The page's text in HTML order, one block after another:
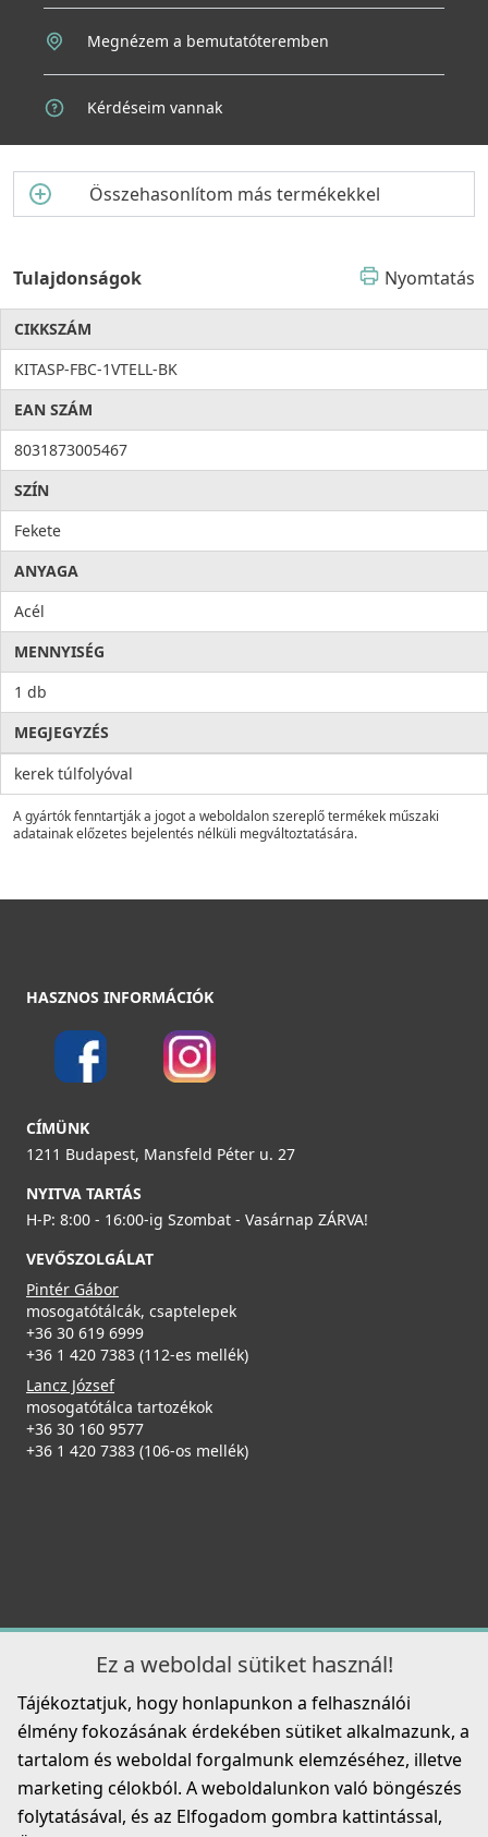
Megnézem a bemutatóteremben
Kérdéseim vannak
Összehasonlítom más termékekkel
Tulajdonságok Nyomtatás
CIKKSZÁM
KITASP-FBC-1VTELL-BK
EAN SZÁM
8031873005467
SZÍN
Fekete
ANYAGA
Acél
MENNYISÉG
1 db
MEGJEGYZÉS
kerek túlfolyóval
A gyártók fenntartják a jogot a weboldalon szereplő termékek műszaki
adatainak előzetes bejelentés nélküli megváltoztatására.
HASZNOS INFORMÁCIÓK
CÍMÜNK
1211 Budapest, Mansfeld Péter u. 27
NYITVA TARTÁS
H-P: 8:00 - 16:00-ig Szombat - Vasárnap ZÁRVA!
VEVŐSZOLGÁLAT
Pintér Gábor
mosogatótálcák, csaptelepek
+36 30 619 6999
+36 1 420 7383 (112-es mellék)
Lancz József
mosogatótálca tartozékok
+36 30 160 9577
+36 1 420 7383 (106-os mellék)
Ez a weboldal sütiket használ!
Tájékoztatjuk, hogy honlapunkon a felhasználói
élmény fokozásának érdekében sütiket alkalmazunk, a
tartalom és weboldal forgalmunk elemzéséhez, illetve
marketing célokból. A weboldalunkon való böngészés
folytatásával, és az Elfogadom gombra kattintással,